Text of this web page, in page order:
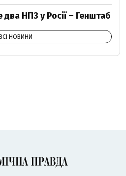
НПЗ у Росії – Генштаб
ВСІ НОВИНИ